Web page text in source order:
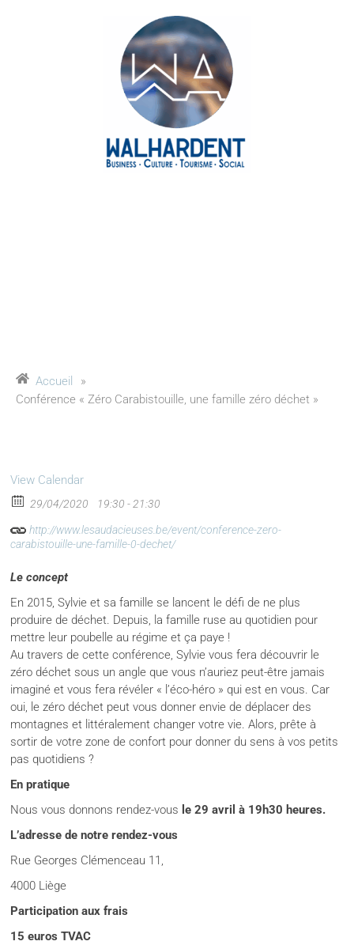
Accueil
»
Conférence « Zéro Carabistouille, une famille zéro déchet »
View Calendar
29/04/2020 19:30 - 21:30
http://www.lesaudacieuses.be/event/conference-zero-
carabistouille-une-famille-0-dechet/
Le concept
En 2015, Sylvie et sa famille se lancent le défi de ne plus
produire de déchet. Depuis, la famille ruse au quotidien pour
mettre leur poubelle au régime et ça paye !
Au travers de cette conférence, Sylvie vous fera découvrir le
zéro déchet sous un angle que vous n’auriez peut-être jamais
imaginé et vous fera révéler « l’éco-héro » qui est en vous. Car
oui, le zéro déchet peut vous donner envie de déplacer des
montagnes et littéralement changer votre vie. Alors, prête à
sortir de votre zone de confort pour donner du sens à vos petits
pas quotidiens ?
En pratique
Nous vous donnons rendez-vous le 29 avril à 19h30 heures.
L’adresse de notre rendez-vous
Rue Georges Clémenceau 11,
4000 Liège
Participation aux frais
15 euros TVAC